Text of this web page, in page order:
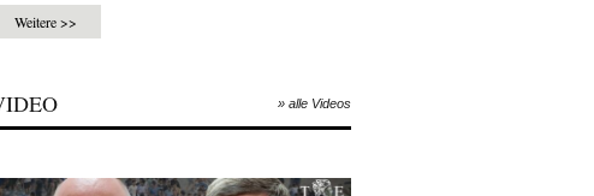
Weitere >>
» alle Videos